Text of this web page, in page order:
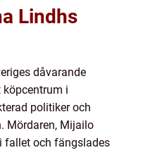
Lindhs
dåvarande
i
politiker och
Mördaren, Mijailo
fallet och fängslades